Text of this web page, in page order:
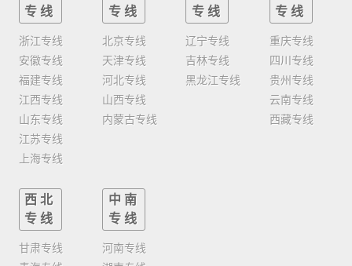
专线
浙江专线
安徽专线
福建专线
江西专线
山东专线
江苏专线
上海专线
专线
北京专线
天津专线
河北专线
山西专线
内蒙古专线
专线
辽宁专线
吉林专线
黑龙江专线
专线
重庆专线
四川专线
贵州专线
云南专线
西藏专线
西北
专线
甘肃专线
中南
专线
河南专线